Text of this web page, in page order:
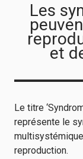
Les
et
Le titre
représente le
reproduction.